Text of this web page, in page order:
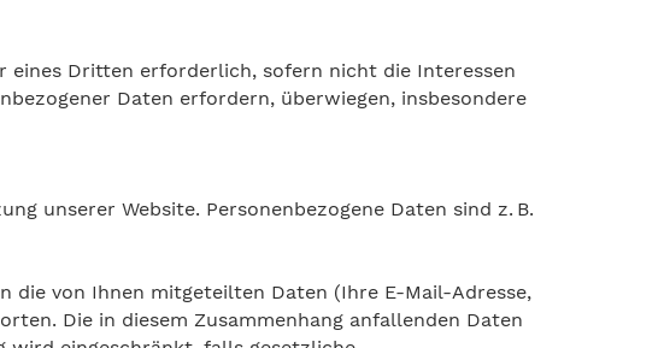
eines Dritten erforderlich, sofern nicht die Interessen
Daten erfordern, überwiegen, insbesondere
unserer Website. Personenbezogene Daten sind z. B.
von Ihnen mitgeteilten Daten (Ihre E-Mail-Adresse,
Die in diesem Zusammenhang anfallenden Daten